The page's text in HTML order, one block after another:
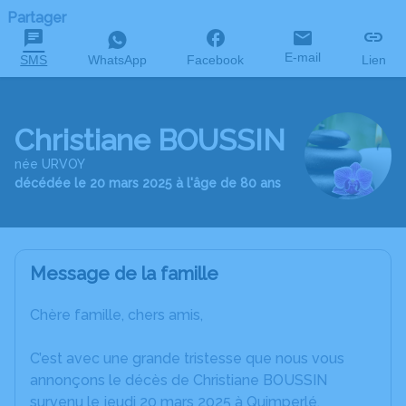
Partager
SMS WhatsApp Facebook E-mail Lien
Christiane BOUSSIN
née URVOY
décédée le 20 mars 2025 à l'âge de 80 ans
Message de la famille
Chère famille, chers amis,
C’est avec une grande tristesse que nous vous
annonçons le décès de Christiane BOUSSIN
survenu le jeudi 20 mars 2025 à Quimperlé.